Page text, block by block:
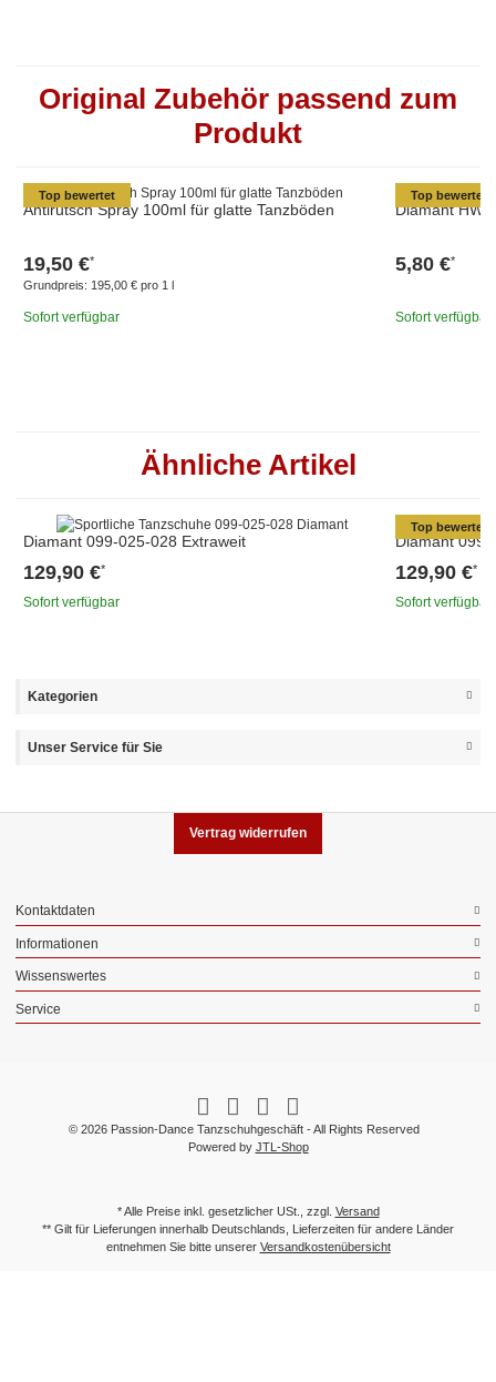
Original Zubehör passend zum
Produkt
Top bewertet
Antirutsch Spray 100ml für glatte Tanzböden
19,50 €*
Grundpreis: 195,00 € pro 1 l
Sofort verfügbar
Top bewertet
Diamant
5,80 €*
Sofort verfügbar
Ähnliche Artikel
Diamant 099-025-028 Extraweit
129,90 €*
Sofort verfügbar
Top bewertet
Diamant 099-
129,90 €*
Sofort verfügbar
Kategorien
Unser Service für Sie
Vertrag widerrufen
Kontaktdaten
Informationen
Wissenswertes
Service
© 2026 Passion-Dance Tanzschuhgeschäft - All Rights Reserved
Powered by JTL-Shop
* Alle Preise inkl. gesetzlicher USt., zzgl. Versand
** Gilt für Lieferungen innerhalb Deutschlands, Lieferzeiten für andere Länder
entnehmen Sie bitte unserer Versandkostenübersicht